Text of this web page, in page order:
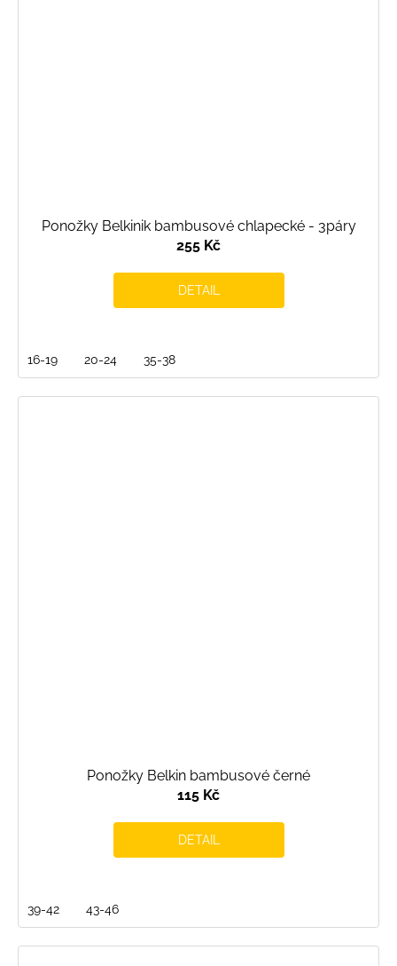
Ponožky Belkinik bambusové chlapecké - 3páry
255 Kč
DETAIL
16-19 20-24 35-38
Ponožky Belkin bambusové černé
115 Kč
DETAIL
39-42 43-46